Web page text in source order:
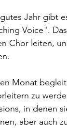
Jahr gibt
Voice".
Chor leiten,
Monat
zu
in denen
aber auch